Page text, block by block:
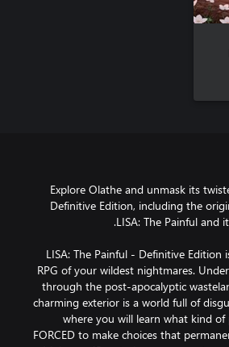
Explore Olathe and unmask its
Definitive Edition, including the
LISA: The Painful - Definitive Edition
RPG of your wildest nightmares.
through the post-apocalyptic
charming exterior is a world full of
where you will learn what kind
FORCED to make choices that